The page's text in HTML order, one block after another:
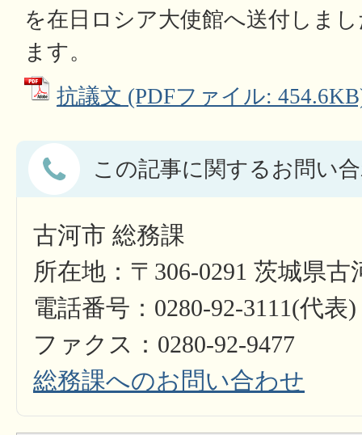
を在日ロシア大使館へ送付しま
ます。
抗議文 (PDFファイル:
この記事に関するお問い
古河市 総務課
所在地：〒306-0291 茨城県
電話番号：0280-92-3111(代表)
ファクス：0280-92-9477
総務課へのお問い合わせ